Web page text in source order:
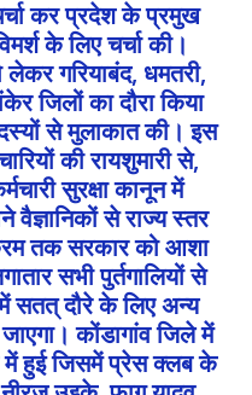
कर प्रदेश के प्रमुख
के लिए चर्चा की।
लेकर गरियाबंद, धमतरी,
जिलों का दौरा किया
से मुलाकात की। इस
की रायशुमारी से,
सुरक्षा कानून में
से राज्य स्तर
तक सरकार को आशा
सभी पुर्तगालियों से
सतत् दौरे के लिए अन्य
कोंडागांव जिले में
में हुई जिसमें प्रेस क्लब के